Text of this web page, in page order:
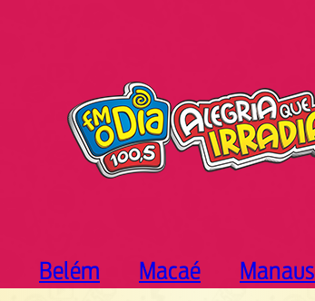
Belém Macaé Manaus